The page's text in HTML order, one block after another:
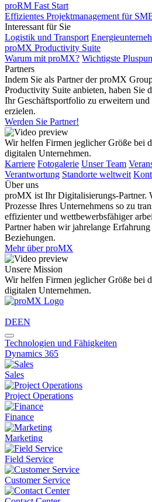
proRM Fast Start
Effizientes Projektmanagement für
Interessant für Sie
Logistik und Transport
proMX Productivity Suite
Warum mit proMX? Wichtigste
Partners
Indem Sie als Partner der proMX
Productivity Suite anbieten, haben Sie
Ihr Geschäftsportfolio zu erweitern
erzielen.
Werden Sie Partner!
Wir helfen Firmen jeglicher Größe bei
digitalen Unternehmen.
Karriere Fotogalerie Unser Team
Verantwortung Standorte weltweit
Über uns
proMX ist Ihr Digitalisierungs-Partner.
Prozesse Ihres Unternehmens so zu
effizienter und wettbewerbsfähiger
Partner haben wir jahrelange Erfahrung
Beziehungen.
Mehr über proMX
Unsere Mission
Wir helfen Firmen jeglicher Größe bei
digitalen Unternehmen.
DEEN
Technologien und Fähigkeiten
Dynamics 365
Sales
Project Operations
Finance
Marketing
Field Service
Customer Service